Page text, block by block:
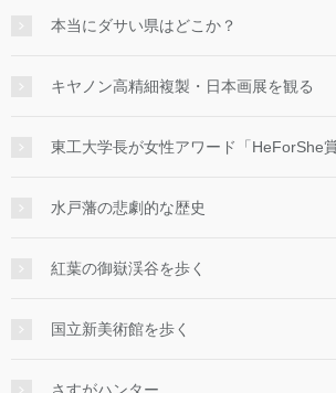
本当にダサい県はどこか？
キヤノン高精細複製・日本画展を観る
東工大学長が女性アワード「HeForShe
水戸藩の悲劇的な歴史
紅葉の御嶽渓谷を歩く
国立新美術館を歩く
さすがハンター